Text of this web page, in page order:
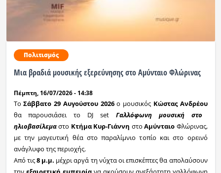
Οικονομία
Αθλητικά
Ραδιόφωνο
Εκπομπές
Πολιτισμός
Πολιτισμός
Μια βραδιά μουσικής εξερεύνησης στο Αμύνταιο Φλώρινας
Πέμπτη, 16/07/2026 - 14:38
ΤοΣάββατο 29 Αυγούστου2026ο μουσικός Κώστας Ανδρέου
θα παρουσιάσει το DJ set Γαλλόφωνη μουσική στο
ηλιοβασίλεμαστο Κτήμα Κυρ-Γιάννη στο Αμύνταιο Φλώρινας,
με την μαγευτική θέα στο παραλίμνιο τοπίο και στο ορεινό
ανάγλυφο της περιοχής.
Από τις8 μ.μ. μέχρι αργά τη νύχτα οι επισκέπτες θα απολαύσουν